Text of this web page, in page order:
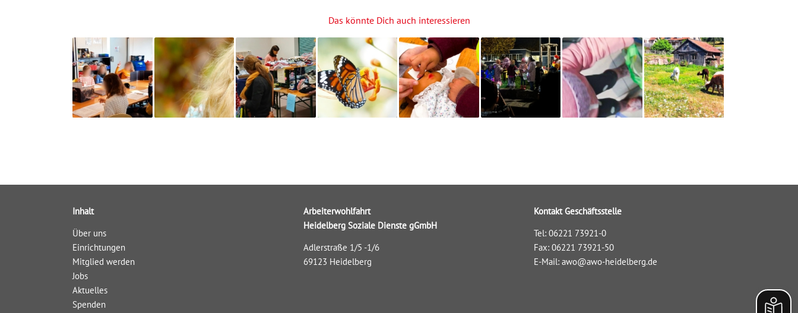
Das könnte Dich auch interessieren
Inhalt
Über uns
Einrichtungen
Mitglied werden
Jobs
Aktuelles
Spenden
Arbeiterwohlfahrt
Heidelberg Soziale Dienste gGmbH
Adlerstraße 1/5 -1/6
69123 Heidelberg
Kontakt Geschäftsstelle
Tel: 06221 73921-0
Fax: 06221 73921-50
E-Mail:awo@awo-heidelberg.de